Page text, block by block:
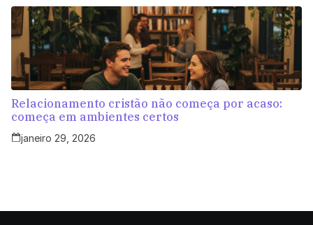
Relacionamento cristão não começa por acaso:
começa em ambientes certos
janeiro 29, 2026